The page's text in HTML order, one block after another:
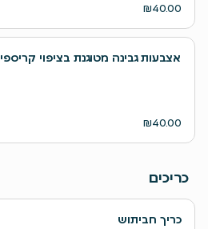
₪40.00
אצבעות גבינה מטוגנת בציפוי קריספי
₪40.00
כריכים
כריך חביתוש